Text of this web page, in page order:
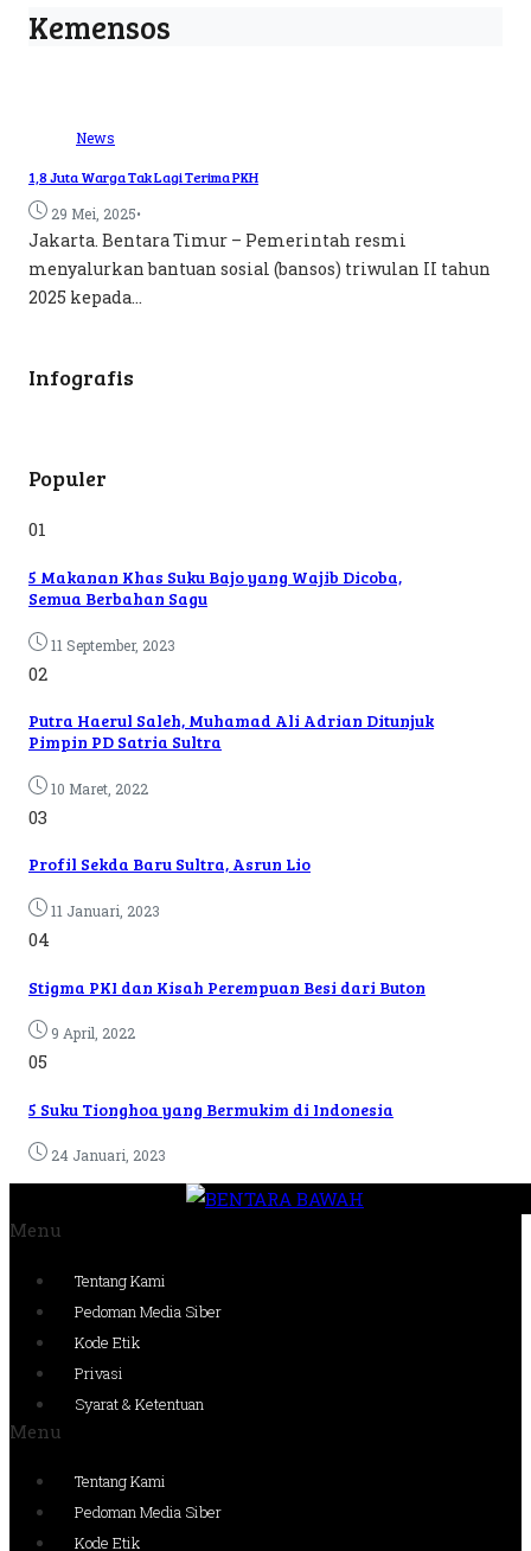
Kemensos
News
1,8 Juta Warga Tak Lagi Terima PKH
29 Mei, 2025•
Jakarta. Bentara Timur – Pemerintah resmi
menyalurkan bantuan sosial (bansos) triwulan II tahun
2025 kepada...
Infografis
Populer
01
5 Makanan Khas Suku Bajo yang Wajib Dicoba,
Semua Berbahan Sagu
11 September, 2023
02
Putra Haerul Saleh, Muhamad Ali Adrian Ditunjuk
Pimpin PD Satria Sultra
10 Maret, 2022
03
Profil Sekda Baru Sultra, Asrun Lio
11 Januari, 2023
04
Stigma PKI dan Kisah Perempuan Besi dari Buton
9 April, 2022
05
5 Suku Tionghoa yang Bermukim di Indonesia
24 Januari, 2023
Menu
Tentang Kami
Pedoman Media Siber
Kode Etik
Privasi
Syarat & Ketentuan
Menu
Tentang Kami
Pedoman Media Siber
Kode Etik